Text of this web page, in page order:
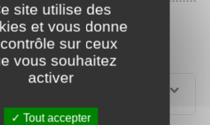
enfant
site utilise des
et vous donne
sur ceux
vous souhaitez
activer
Tout accepter